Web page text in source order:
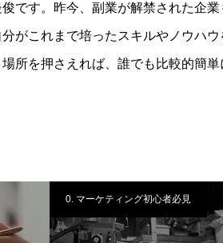
です。昨今、副業が解禁された企
がこれまで培ったスキルやノウハ
所を押さえれば、誰でも比較的簡
0. マーケティング初心者必見